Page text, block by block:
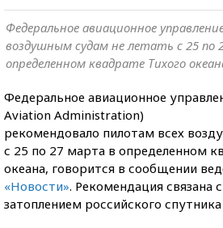
Федеральное авиационное
воздушным судам не летать с 25 по
определенном квадрате Тихого
Федеральное авиационное
Aviation Administration)
рекомендовало пилотам всех
с 25 по 27 марта в определенном
океана, говорится в сообщении
«Новости». Рекомендация связана
затоплением российского